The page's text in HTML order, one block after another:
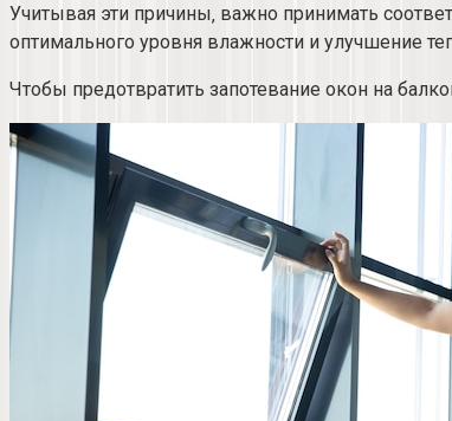
Учитывая эти причины‚ важно принимать
оптимального уровня влажности и улучшение
Чтобы предотвратить запотевание окон на